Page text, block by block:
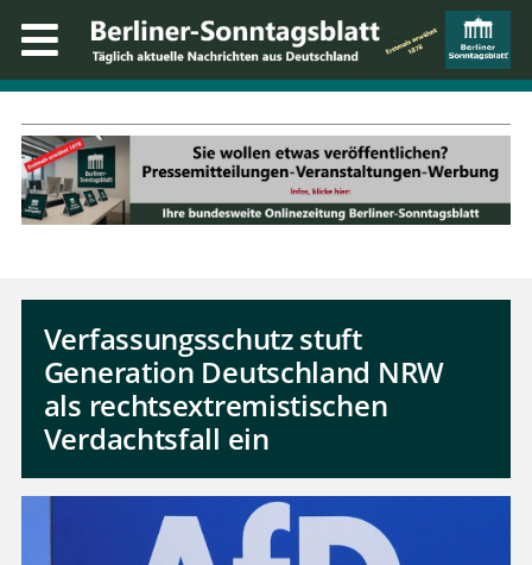
Verfassungsschutz stuft
Generation Deutschland NRW
als rechtsextremistischen
Verdachtsfall ein